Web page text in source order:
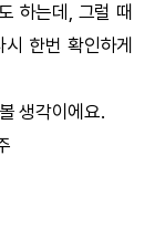
하는데, 그럴 때
한번 확인하게
생각이에요.